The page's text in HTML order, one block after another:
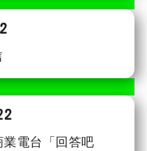
電台「回答吧